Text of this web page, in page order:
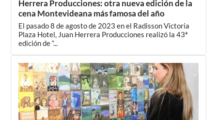
Herrera Producciones: otra nueva edición de la
cena Montevideana más famosa del año
El pasado 8 de agosto de 2023 en el Radisson Victoria
Plaza Hotel, Juan Herrera Producciones realizó la 43ª
edición de “...